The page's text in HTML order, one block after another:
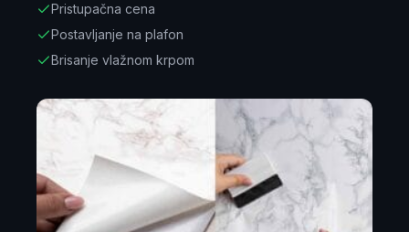
Pristupačna cena
Postavljanje na plafon
Brisanje vlažnom krpom